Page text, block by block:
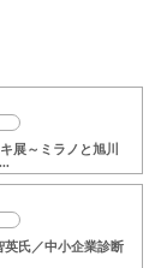
展～ミラノと旭川
氏／中小企業診断